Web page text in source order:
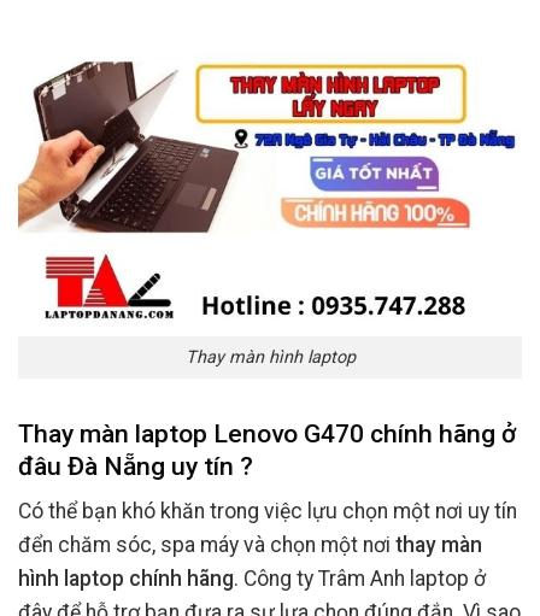
Thay màn hình laptop
Thay màn laptop Lenovo G470 chính hãng ở
đâu Đà Nẵng uy tín ?
Có thể bạn khó khăn trong việc lựu chọn một nơi uy tín
đển chăm sóc, spa máy và chọn một nơi thay màn
hình laptop chính hãng. Công ty Trâm Anh laptop ở